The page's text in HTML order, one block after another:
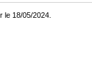
le 18/05/2024.